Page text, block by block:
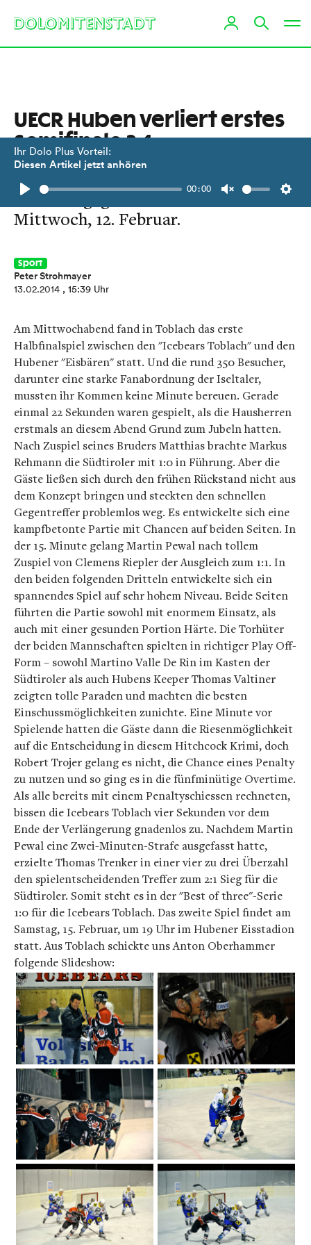
Ihr Dolo Plus Vorteil:
Diesen Artikel jetzt anhören
Play
00:00
Unmute
UECR Huben verliert erstes
Semifinale 2:1
Unglückliche Auswärtsniederlage der
Eisbären gegen Toblach am
Mittwoch, 12. Februar.
Sport
Peter Strohmayer
13.02.2014 , 15:39 Uhr
Am Mittwochabend fand in Toblach das erste
Halbfinalspiel zwischen den "Icebears Toblach" und den
Hubener "Eisbären" statt. Und die rund 350 Besucher,
darunter eine starke Fanabordnung der Iseltaler,
mussten ihr Kommen keine Minute bereuen. Gerade
einmal 22 Sekunden waren gespielt, als die Hausherren
erstmals an diesem Abend Grund zum Jubeln hatten.
Nach Zuspiel seines Bruders Matthias brachte Markus
Rehmann die Südtiroler mit 1:0 in Führung. Aber die
Gäste ließen sich durch den frühen Rückstand nicht aus
dem Konzept bringen und steckten den schnellen
Gegentreffer problemlos weg. Es entwickelte sich eine
kampfbetonte Partie mit Chancen auf beiden Seiten. In
der 15. Minute gelang Martin Pewal nach tollem
Zuspiel von Clemens Riepler der Ausgleich zum 1:1. In
den beiden folgenden Dritteln entwickelte sich ein
spannendes Spiel auf sehr hohem Niveau. Beide Seiten
führten die Partie sowohl mit enormem Einsatz, als
auch mit einer gesunden Portion Härte. Die Torhüter
der beiden Mannschaften spielten in richtiger Play Off-
Form – sowohl Martino Valle De Rin im Kasten der
Südtiroler als auch Hubens Keeper Thomas Valtiner
zeigten tolle Paraden und machten die besten
Einschussmöglichkeiten zunichte. Eine Minute vor
Spielende hatten die Gäste dann die Riesenmöglichkeit
auf die Entscheidung in diesem Hitchcock Krimi, doch
Robert Trojer gelang es nicht, die Chance eines Penalty
zu nutzen und so ging es in die fünfminütige Overtime.
Als alle bereits mit einem Penaltyschiessen rechneten,
bissen die Icebears Toblach vier Sekunden vor dem
Ende der Verlängerung gnadenlos zu. Nachdem Martin
Pewal eine Zwei-Minuten-Strafe ausgefasst hatte,
erzielte Thomas Trenker in einer vier zu drei Überzahl
den spielentscheidenden Treffer zum 2:1 Sieg für die
Südtiroler. Somit steht es in der "Best of three"-Serie
1:0 für die Icebears Toblach. Das zweite Spiel findet am
Samstag, 15. Februar, um 19 Uhr im Hubener Eisstadion
statt. Aus Toblach schickte uns Anton Oberhammer
folgende Slideshow: